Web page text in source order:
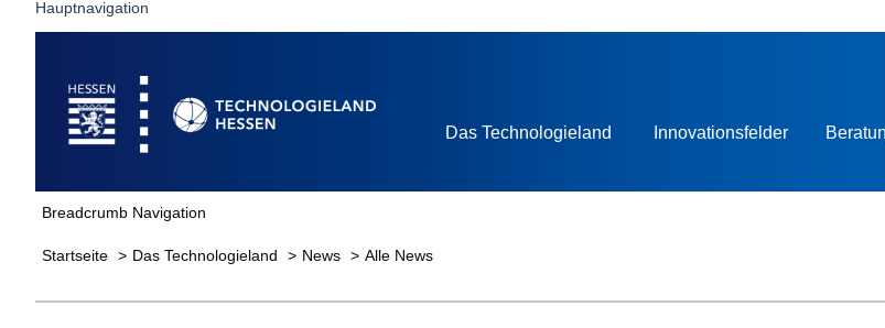
Hauptnavigation
Startseite
Das Technologieland Innovationsfelder
Breadcrumb Navigation
Startseite Das Technologieland News Alle News